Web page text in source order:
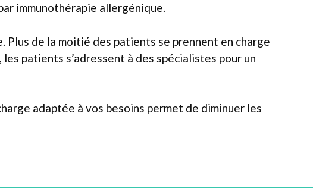
immunothérapie allergénique.
de la moitié des patients se prennent en charge
patients s’adressent à des spécialistes pour un
adaptée à vos besoins permet de diminuer les